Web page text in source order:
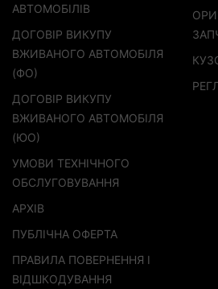
АВТОМОБІЛІВ
ДОГОВІР ВИКУПУ
ВЖИВАНОГО АВТОМОБІЛЯ
(ФО)
ДОГОВІР ВИКУПУ
ВЖИВАНОГО АВТОМОБІЛЯ
(ЮО)
УМОВИ ТЕХНІЧНОГО
ОБСЛУГОВУВАННЯ
АРХІВ
ПУБЛІЧНА ОФЕРТА
ПРАВИЛА ПОВЕРНЕННЯ І
ВІДШКОДУВАННЯ